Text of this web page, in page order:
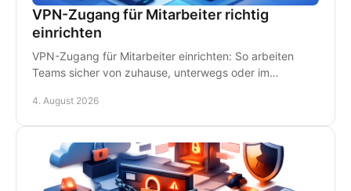
VPN-Zugang für Mitarbeiter richtig
einrichten
VPN-Zugang für Mitarbeiter einrichten: So arbeiten
Teams sicher von zuhause, unterwegs oder im
Support.
4. August 2026